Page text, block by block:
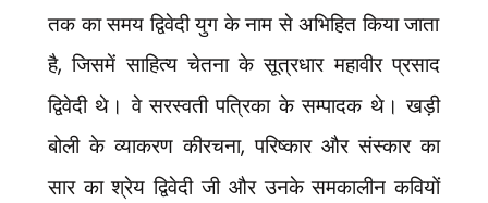
तक का समय द्विवेदी युग के नाम से अभिहित किया जाता
है,जिसमें साहित्य चेतना के सूत्रधार महावीर प्रसाद
द्विवेदी थे। वे सरस्वती पत्रिका के सम्पादक थे। खड़ी
बोली के व्याकरण कीरचना,परिष्कार और संस्कार का
सार का श्रेय द्विवेदी जी और उनके समकालीन कवियों